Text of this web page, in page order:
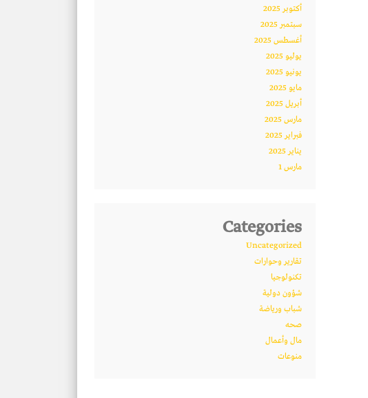
أكتوبر 2025
سبتمبر 2025
أغسطس 2025
يوليو 2025
يونيو 2025
مايو 2025
أبريل 2025
مارس 2025
فبراير 2025
يناير 2025
مارس 1
Categories
Uncategorized
تقارير وحوارات
تكنولوجيا
شؤون دولية
شباب ورياضة
صحه
مال وأعمال
منوعات